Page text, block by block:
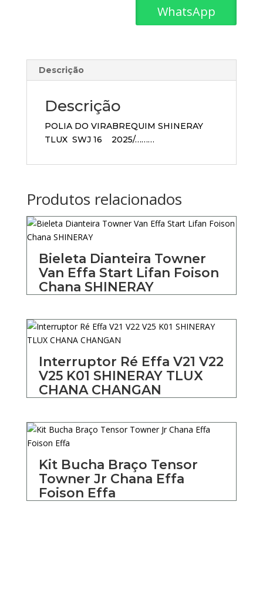
WhatsApp
Descrição
Descrição
POLIA DO VIRABREQUIM SHINERAY
TLUX SWJ 16 2025/………
Produtos relacionados
Bieleta Dianteira Towner
Van Effa Start Lifan Foison
Chana SHINERAY
Interruptor Ré Effa V21 V22
V25 K01 SHINERAY TLUX
CHANA CHANGAN
Kit Bucha Braço Tensor
Towner Jr Chana Effa
Foison Effa